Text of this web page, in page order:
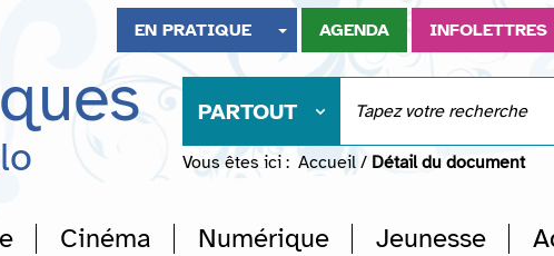
EN PRATIQUE AGENDA INFOLETTRES
PARTOUT
Vous êtes ici : Accueil / Détail du document
Cinéma Numérique Jeunesse